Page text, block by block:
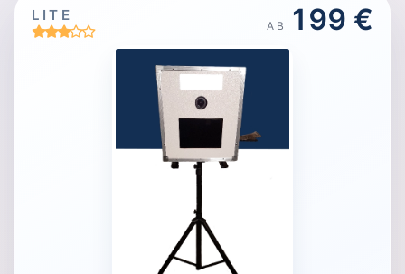
LITE
AB 199 €